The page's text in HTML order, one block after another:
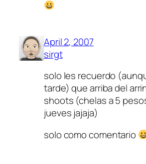
April 2, 2007
sirgt
solo les recuerdo
tarde) que arriba del
shoots (chelas a 5
jueves jajaja)
solo como comentario